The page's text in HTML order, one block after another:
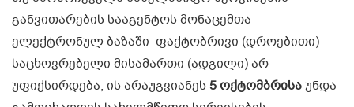
განვითარების სააგენტოს მონაცემთა
ელექტრონულ ბაზაში ფაქტობრივი (დროებითი)
საცხოვრებელი მისამართი (ადგილი) არ
უფიქსირდება, ის არაუგვიანეს5 ოქტომბრისაუნდა